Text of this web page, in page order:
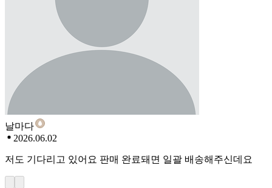
날마다
2026.06.02
저도 기다리고 있어요 판매 완료돼면 일괄 배송해주신데요